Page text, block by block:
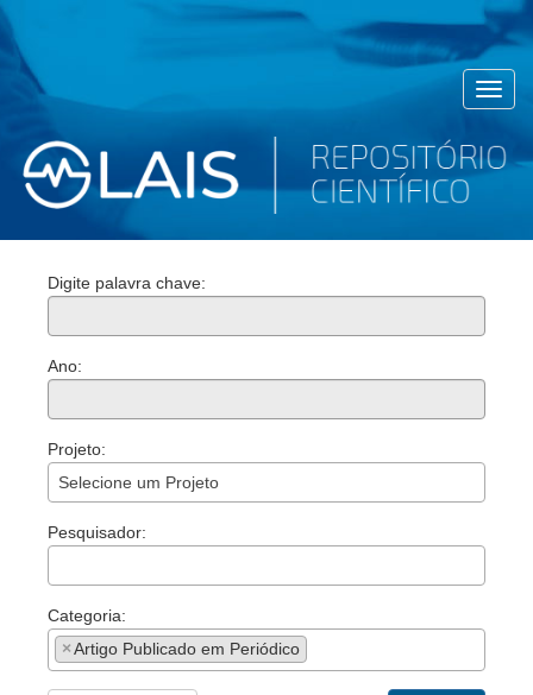
Digite palavra chave:
Ano:
Projeto:
Selecione um Projeto
Pesquisador:
Categoria:
×Artigo Publicado em Periódico